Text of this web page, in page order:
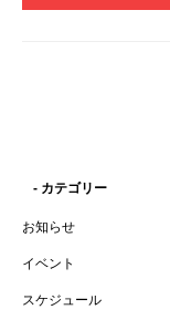
- カテゴリー
お知らせ
イベント
スケジュール